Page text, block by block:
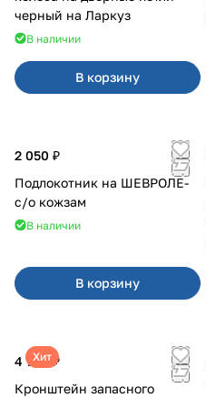
черный на Ларкуз
В наличии
В корзину
2 050 ₽
Подлокотник на ШЕВРОЛЕ-
с/о кожзам
В наличии
В корзину
Хит
4 700 ₽
Кронштейн запасного